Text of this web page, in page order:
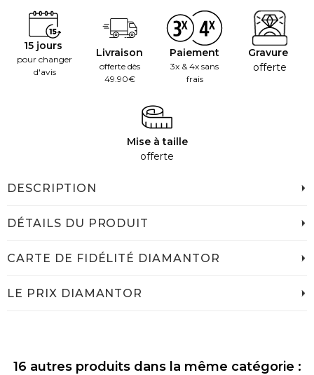
15 jours
pour changer
d'avis
Livraison
offerte dès
49.90€
Paiement
3x & 4x sans
frais
Gravure
offerte
Mise à taille
offerte
DESCRIPTION
DÉTAILS DU PRODUIT
CARTE DE FIDÉLITÉ DIAMANTOR
LE PRIX DIAMANTOR
16 autres produits dans la même catégorie :